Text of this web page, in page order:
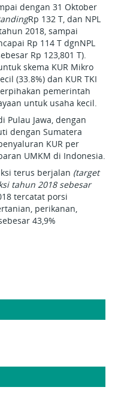
dengan 31 Oktober
Rp 132 T, dan NPL
2018, sampai
Rp 114 T dgnNPL
Rp 123,801 T).
skema KUR Mikro
(33.8%) dan KUR TKI
pemerintah
untuk usaha kecil.
Pulau Jawa, dengan
dengan Sumatera
KUR per
UMKM di Indonesia.
terus berjalan (target
tahun 2018 sebesar
tercatat porsi
perikanan,
43,9%